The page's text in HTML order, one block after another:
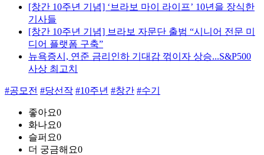
[창간 10주년 기념] ‘브라보 마이 라이프’ 10년을 장식한
기사들
[창간 10주년 기념] 브라보 자문단 출범 “시니어 전문 미
디어 플랫폼 구축”
뉴욕증시, 연준 금리인하 기대감 꺾이자 상승...S&P500
사상 최고치
#공모전 #당선작 #10주년 #창간 #수기
좋아요0
화나요0
슬퍼요0
더 궁금해요0